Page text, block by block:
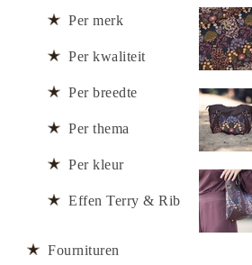
Per merk
Per kwaliteit
Per breedte
Per thema
Per kleur
Effen Terry & Rib
Fournituren